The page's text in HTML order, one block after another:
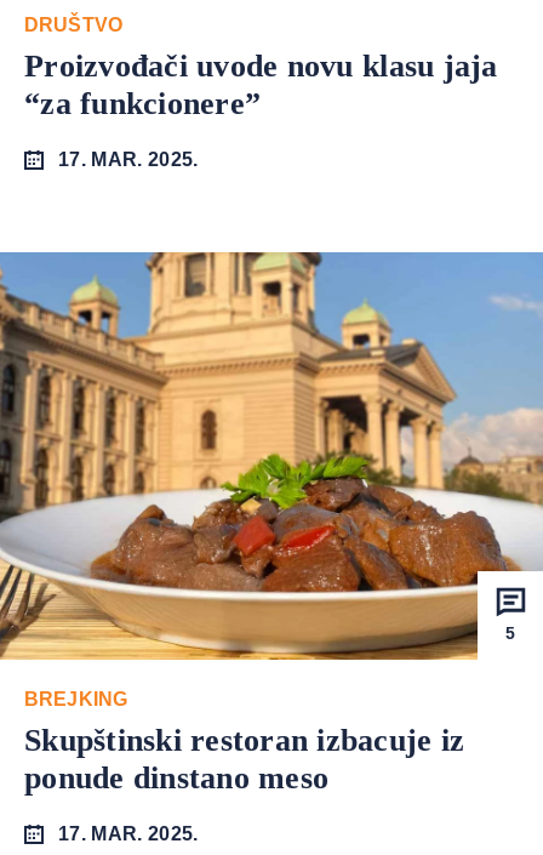
DRUŠTVO
Proizvođači uvode novu klasu jaja
“za funkcionere”
17. MAR. 2025.
5
BREJKING
Skupštinski restoran izbacuje iz
ponude dinstano meso
17. MAR. 2025.